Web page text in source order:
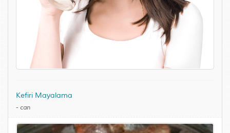
Kefiri Mayalama
- can